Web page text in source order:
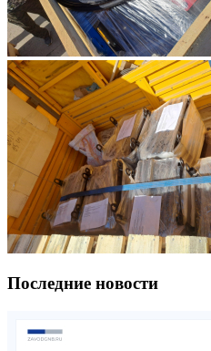
Последние новости